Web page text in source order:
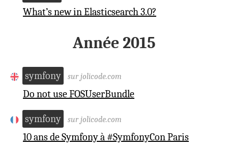
What’s new in Elasticsearch 3.0?
Année 2015
symfony sur jolicode.com
Do not use FOSUserBundle
symfony sur jolicode.com
10 ans de Symfony à #SymfonyCon Paris